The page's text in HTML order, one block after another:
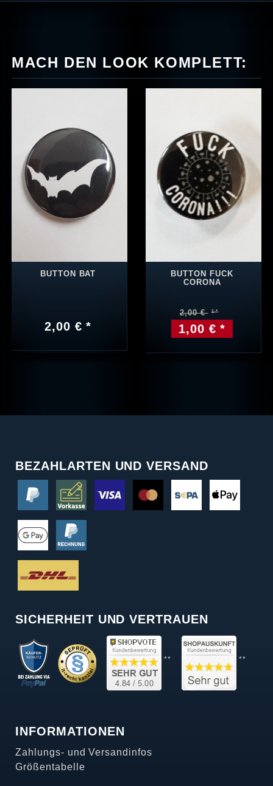
MACH DEN LOOK KOMPLETT:
BUTTON BAT
2,00 € *
BUTTON FUCK
CORONA
2,00 €
1,00 € *
BEZAHLARTEN UND VERSAND
SICHERHEIT UND VERTRAUEN
** **
INFORMATIONEN
Zahlungs- und Versandinfos
Größentabelle